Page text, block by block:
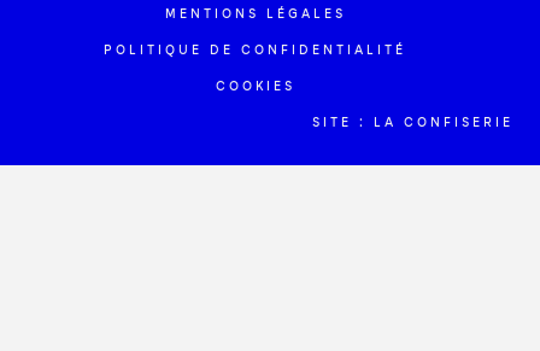
MENTIONS LÉGALES
POLITIQUE DE CONFIDENTIALITÉ
COOKIES
SITE : LA CONFISERIE